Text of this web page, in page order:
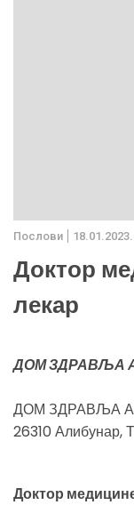
Послови 18.01.2023.
Доктор
лекар
ДОМ ЗДРАВЉА
ДОМ ЗДРАВЉА
26310 Алибунар,
Доктор